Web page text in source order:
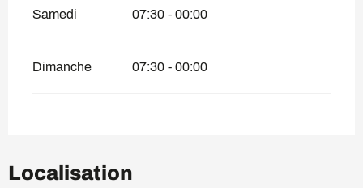
Samedi 07:30 - 00:00
Dimanche 07:30 - 00:00
Localisation